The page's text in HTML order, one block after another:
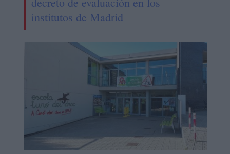
institutos de Madrid